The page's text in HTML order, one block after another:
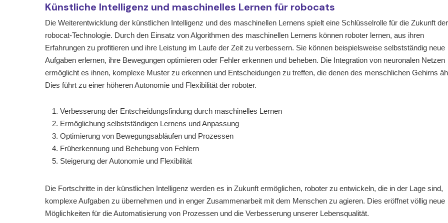
Künstliche Intelligenz und maschinelles Lernen für robocats
Die Weiterentwicklung der künstlichen Intelligenz und des maschinellen Lernens spielt eine Schlüsselrolle für die Zukunft der
robocat-Technologie. Durch den Einsatz von Algorithmen des maschinellen Lernens können roboter lernen, aus ihren
Erfahrungen zu profitieren und ihre Leistung im Laufe der Zeit zu verbessern. Sie können beispielsweise selbstständig neue
Aufgaben erlernen, ihre Bewegungen optimieren oder Fehler erkennen und beheben. Die Integration von neuronalen Netzen
ermöglicht es ihnen, komplexe Muster zu erkennen und Entscheidungen zu treffen, die denen des menschlichen Gehirns
Dies führt zu einer höheren Autonomie und Flexibilität der roboter.
Verbesserung der Entscheidungsfindung durch maschinelles Lernen
Ermöglichung selbstständigen Lernens und Anpassung
Optimierung von Bewegungsabläufen und Prozessen
Früherkennung und Behebung von Fehlern
Steigerung der Autonomie und Flexibilität
Die Fortschritte in der künstlichen Intelligenz werden es in Zukunft ermöglichen, roboter zu entwickeln, die in der Lage sind,
komplexe Aufgaben zu übernehmen und in enger Zusammenarbeit mit dem Menschen zu agieren. Dies eröffnet völlig neue
Möglichkeiten für die Automatisierung von Prozessen und die Verbesserung unserer Lebensqualität.